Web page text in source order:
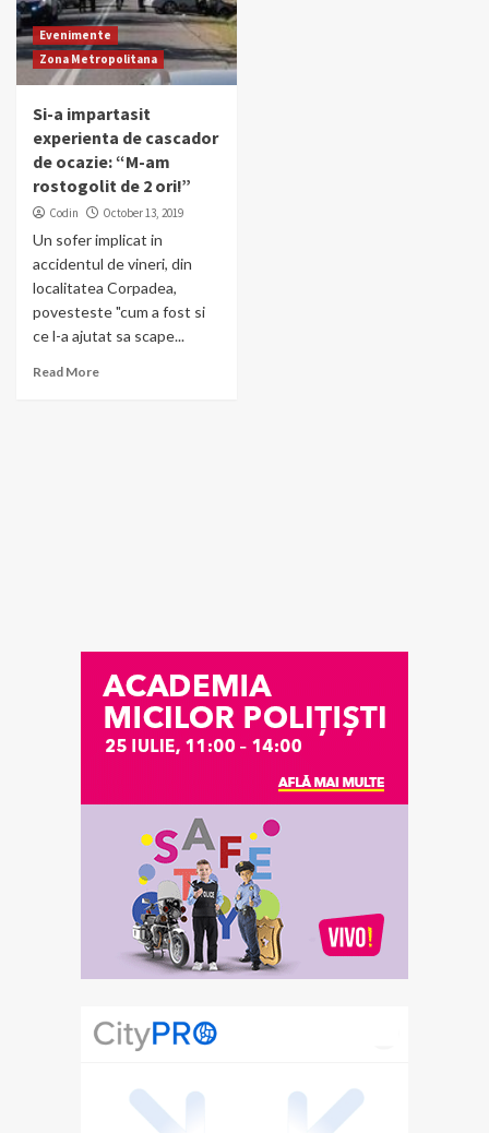
Evenimente
Zona Metropolitana
Si-a impartasit
experienta de cascador
de ocazie: “M-am
rostogolit de 2 ori!”
Codin October 13, 2019
Un sofer implicat in
accidentul de vineri, din
localitatea Corpadea,
povesteste "cum a fost si
ce l-a ajutat sa scape...
Read More